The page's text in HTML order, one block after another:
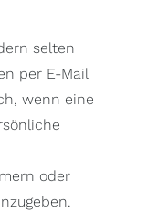
selten
per E-Mail
wenn eine
oder